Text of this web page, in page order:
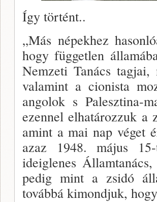
Így történt..
„Más népekhez
hogy független
Nemzeti Tanács tagjai,
valamint a cionista
angolok s Palesztina-
ezennel elhatározzuk
amint a mai nap véget
azaz 1948. má­jus
ideiglenes
pedig mint a zsidó
továbbá kimondjuk,